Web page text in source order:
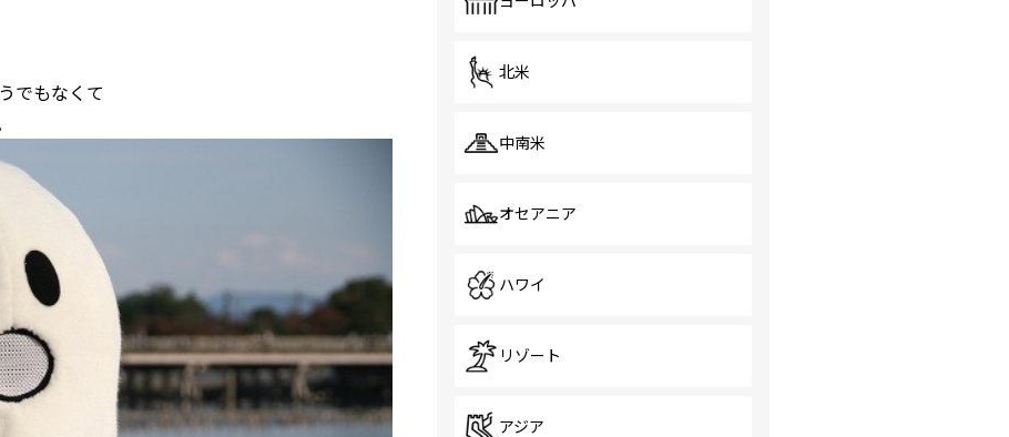
でもなくて
北米
中南米
オセアニア
ハワイ
リゾート
アジア